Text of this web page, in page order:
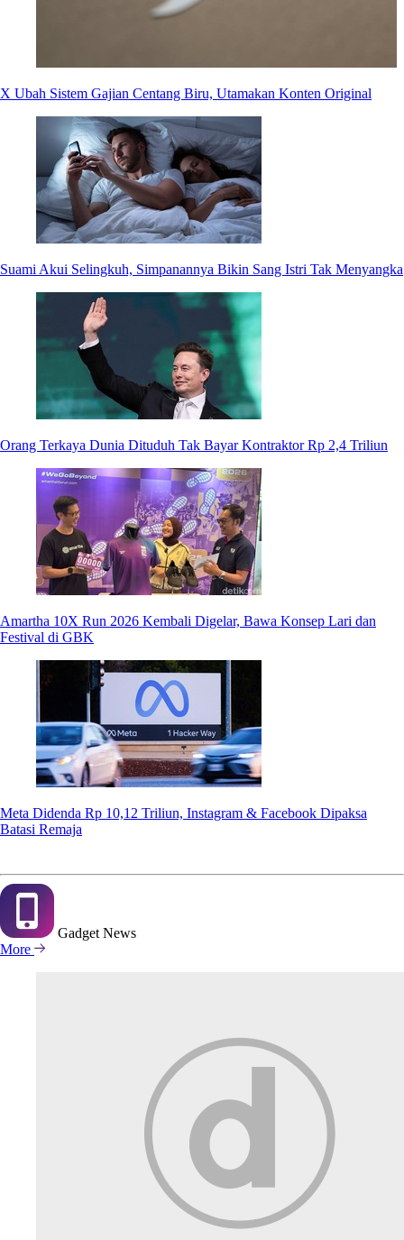
X Ubah Sistem Gajian Centang Biru, Utamakan Konten Original
Suami Akui Selingkuh, Simpanannya Bikin Sang Istri Tak Menyangka
Orang Terkaya Dunia Dituduh Tak Bayar Kontraktor Rp 2,4 Triliun
Amartha 10X Run 2026 Kembali Digelar, Bawa Konsep Lari dan
Festival di GBK
Meta Didenda Rp 10,12 Triliun, Instagram & Facebook Dipaksa
Batasi Remaja
Gadget News
More